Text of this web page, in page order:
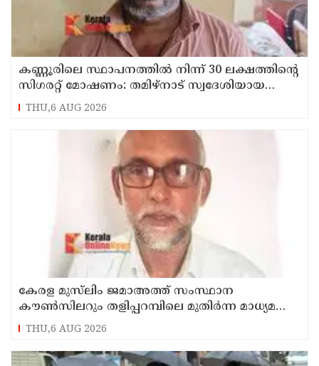
കണ്ണൂരിലെ സ്ഥാപനത്തിൽ നിന്ന് 30 ലക്ഷത്തിന്റെ
സിഗരറ്റ് മോഷണം: തമിഴ്‌നാട് സ്വദേശിയായ
സെയിൽസ്മാൻ തെങ്കാശിയിൽ പിടിയിൽ
THU,6 AUG 2026
കേരള മുസ്‌ലിം ജമാഅത്ത് സംസ്ഥാന
കൗൺസിലറും തളിപ്പറമ്പിലെ മുതിർന്ന മാധ്യമ
പ്രവർത്തകനുമായ ബി എ അലി മൊഗ്രാൽ
നിര്യാതനായി
THU,6 AUG 2026